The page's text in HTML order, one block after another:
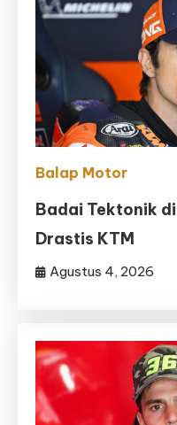
Balap Motor
Badai Tektonik
Drastis KTM
Agustus 4, 2026